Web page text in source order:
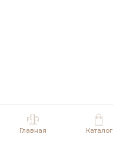
Главная Каталог